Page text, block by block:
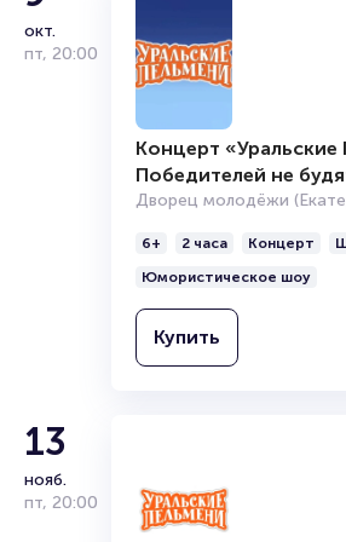
Купить
Дожуём до
Дворец молодёжи
6+
Юмористическое шоу
окт.
пт, 20:00
Концерт «Уральские
Победителей не
Дворец молодёжи
6+ 2 часа Концерт
Юмористическое шоу
Купить
13
нояб.
пт, 20:00